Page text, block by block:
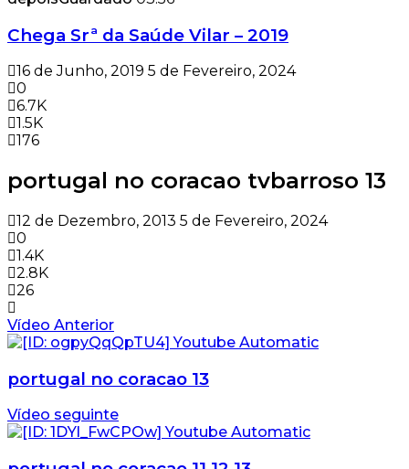
Chega Srª da Saúde Vilar – 2019
16 de Junho, 2019 5 de Fevereiro, 2024
0
6.7K
1.5K
176
portugal no coracao tvbarroso 13
12 de Dezembro, 2013 5 de Fevereiro, 2024
0
1.4K
2.8K
26
Vídeo Anterior
portugal no coracao 13
Vídeo seguinte